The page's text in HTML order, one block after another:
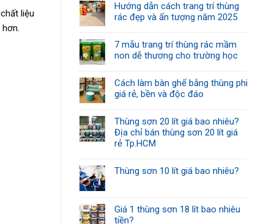
liệu
Hướng dẫn cách trang trí thùng
rác đẹp và ấn tượng năm 2025
7 mẫu trang trí thùng rác mầm
non dễ thương cho trường học
Cách làm bàn ghế bằng thùng phi
giá rẻ, bền và độc đáo
Thùng sơn 20 lít giá bao nhiêu?
Địa chỉ bán thùng sơn 20 lít giá
rẻ Tp.HCM
Thùng sơn 10 lít giá bao nhiêu?
Giá 1 thùng sơn 18 lít bao nhiêu
tiền?